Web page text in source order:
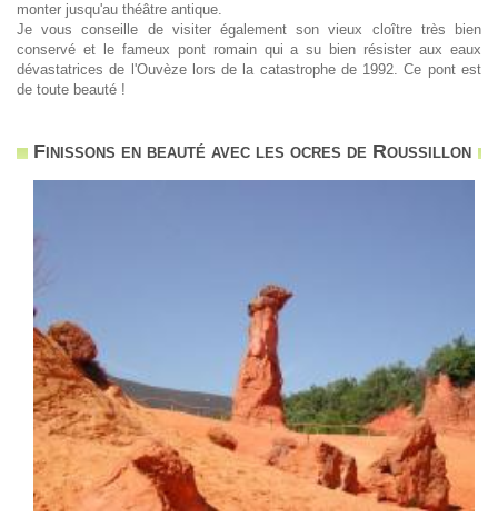
monter jusqu'au théâtre antique.
Je vous conseille de visiter également son vieux cloître très bien
conservé et le fameux pont romain qui a su bien résister aux eaux
dévastatrices de l'Ouvèze lors de la catastrophe de 1992. Ce pont est
de toute beauté !
Finissons en beauté avec les ocres de Roussillon